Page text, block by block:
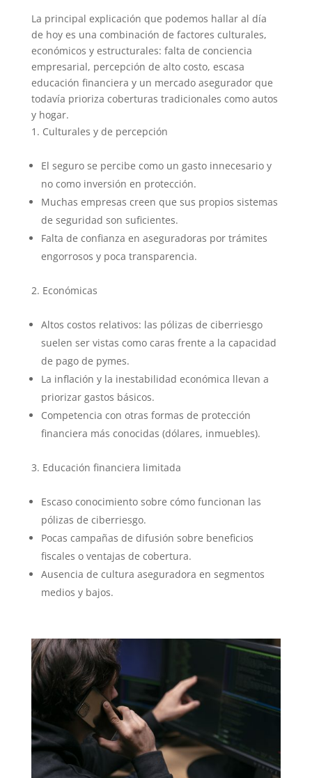
La principal explicación que podemos hallar al día
de hoy es una combinación de factores culturales,
económicos y estructurales: falta de conciencia
empresarial, percepción de alto costo, escasa
educación financiera y un mercado asegurador que
todavía prioriza coberturas tradicionales como autos
y hogar.
Culturales y de percepción
El seguro se percibe como un gasto innecesario y
no como inversión en protección.
Muchas empresas creen que sus propios sistemas
de seguridad son suficientes.
Falta de confianza en aseguradoras por trámites
engorrosos y poca transparencia.
Económicas
Altos costos relativos: las pólizas de ciberriesgo
suelen ser vistas como caras frente a la capacidad
de pago de pymes.
La inflación y la inestabilidad económica llevan a
priorizar gastos básicos.
Competencia con otras formas de protección
financiera más conocidas (dólares, inmuebles).
Educación financiera limitada
Escaso conocimiento sobre cómo funcionan las
pólizas de ciberriesgo.
Pocas campañas de difusión sobre beneficios
fiscales o ventajas de cobertura.
Ausencia de cultura aseguradora en segmentos
medios y bajos.